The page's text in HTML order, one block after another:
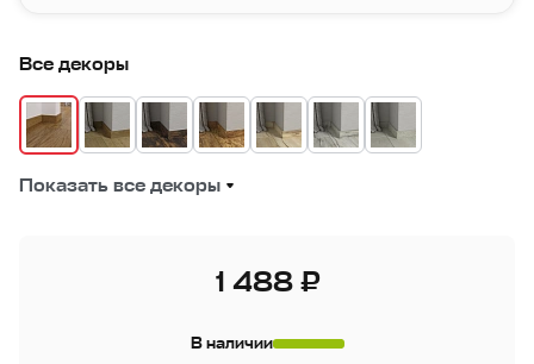
Все декоры
Показать все декоры
1 488 ₽
В наличии